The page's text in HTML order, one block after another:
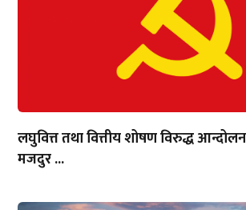
लघुवित्त तथा वित्तीय शोषण विरुद्ध
मजदुर ...